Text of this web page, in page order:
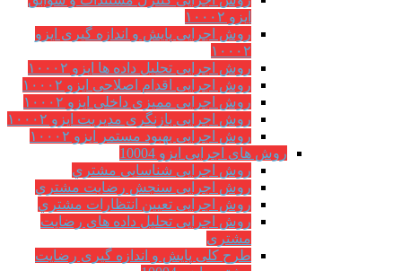
ایزو ۱۰۰۰۲
روش اجرایی پایش و اندازه گیری ایزو
۱۰۰۰۲
روش اجرایی تحلیل داده ها ایزو ۱۰۰۰۲
روش اجرایی اقدام اصلاحی ایزو ۱۰۰۰۲
روش اجرایی ممیزی داخلی ایزو ۱۰۰۰۲
روش اجرایی بازنگری مدیریت ایزو ۱۰۰۰۲
روش اجرایی بهبود مستمر ایزو ۱۰۰۰۲
روش های اجرایی ایزو 10004
روش اجرایی شناسایی مشتري
روش اجرایی سنجش رضایت مشتري
روش اجرایی تعیین انتظارات مشتري
روش اجرایی تحلیل داده های رضایت
مشتری
طرح کلی پایش و اندازه گیری رضایت